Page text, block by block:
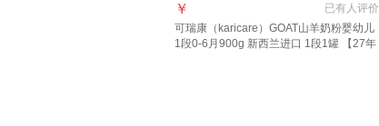
已有人评价
￥
可瑞康（karicare）GOAT山羊奶粉婴幼儿
1段0-6月900g 新西兰进口 1段1罐 【27年